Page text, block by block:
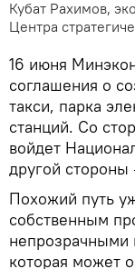
Кубат Рахимов,
Центра
16 июня
соглашения о
такси, парка
станций. Со
войдет
другой стороны
Похожий путь
собственным
непрозрачными
которая может